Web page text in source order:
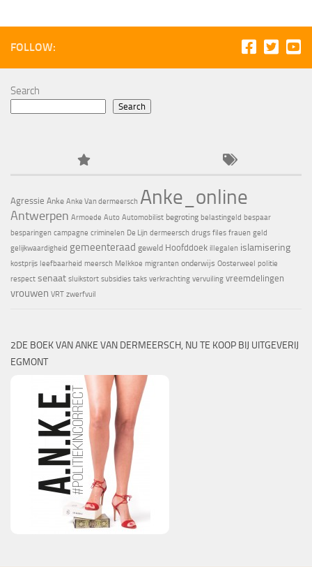
FOLLOW:
Search
Search
Agressie Anke Anke Van dermeersch Anke_online
Antwerpen Armoede Auto Automobilist begroting belastingeld bespaar
besparingen campagne criminelen De Lijn dermeersch drugs files frauen geld
gelijkwaardigheid gemeenteraad geweld Hoofddoek illegalen islamisering
kostprijs leefbaarheid meersch Melkkoe migranten onderwijs Oosterweel politie
respect senaat sluikstort subsidies taks verkrachting vervuiling vreemdelingen
vrouwen VRT zwerfvuil
2DE BOEK VAN ANKE VAN DERMEERSCH, NU TE KOOP BIJ UITGEVERIJ
EGMONT